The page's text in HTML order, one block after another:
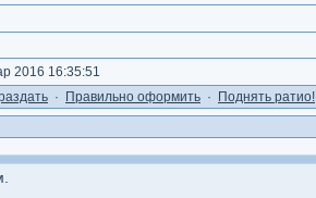
2016 16:35:51
· Правильно оформить · Поднять ратио!